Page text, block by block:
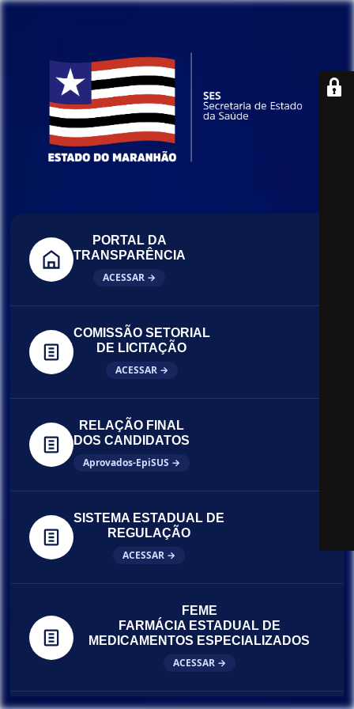
PORTAL DA
TRANSPARÊNCIA
ACESSAR →
COMISSÃO SETORIAL
DE LICITAÇÃO
ACESSAR →
RELAÇÃO FINAL
DOS CANDIDATOS
Aprovados-EpiSUS →
SISTEMA ESTADUAL DE
REGULAÇÃO
ACESSAR →
FEME
FARMÁCIA ESTADUAL DE
MEDICAMENTOS ESPECIALIZADOS
ACESSAR →